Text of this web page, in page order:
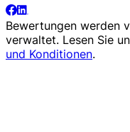
Bewertungen werden
verwaltet. Lesen Sie
und Konditionen.